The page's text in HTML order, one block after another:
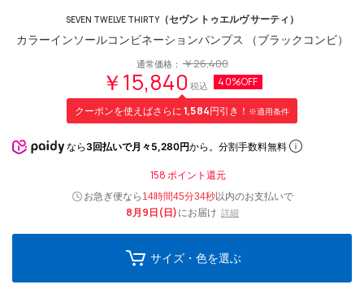
SEVEN TWELVE THIRTY（セヴン トゥエルヴ サーティ）
カラーインソールコンビネーションパンプス （ブラックコンビ）
通常価格：￥26,400
￥15,840 税込 40%OFF
クーポンを使えばさらに1,584円引き！ ※適用条件
なら 3回払いで月々5,280円から。分割手数料無料
158ポイント還元
お急ぎ便なら 14時間45分33秒以内のお支払いで
8月9日(日)にお届け 詳細
サイズ・色を選ぶ